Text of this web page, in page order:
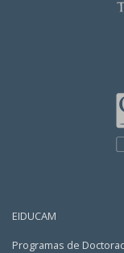
EIDUCAM
Programas de